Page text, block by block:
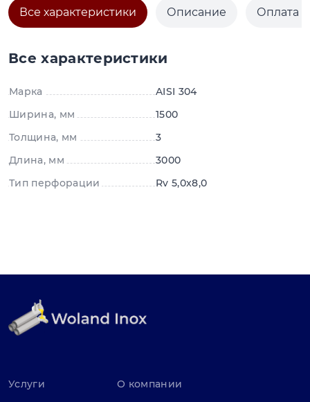
Все характеристики Описание Оплата
Все характеристики
Марка
AISI 304
Ширина, мм
1500
Толщина, мм
3
Длина, мм
3000
Тип перфорации
Rv 5,0x8,0
Услуги О компании